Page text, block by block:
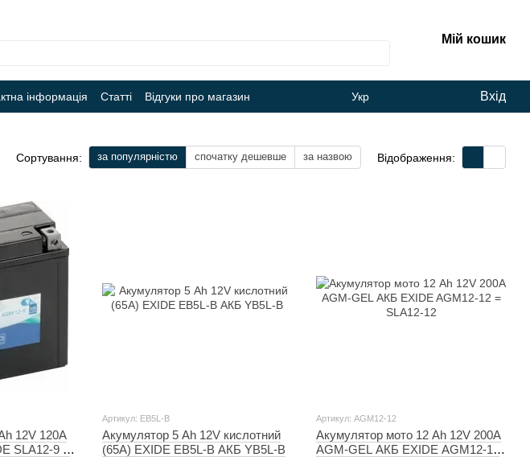
Мій кошик
інформація Статті Відгуки про магазин Укр Вхід
Сортування: за популярністю спочатку дешевше за назвою Відображення:
12V 120A
SLA12-9 =
Артикул: EB5L-B
Акумулятор 5 Ah 12V кислотний
(65A) EXIDE EB5L-B АКБ YB5L-B
Артикул: AGM12-12
Акумулятор мото 12 Ah 12V 200A
AGM-GEL АКБ EXIDE AGM12-12